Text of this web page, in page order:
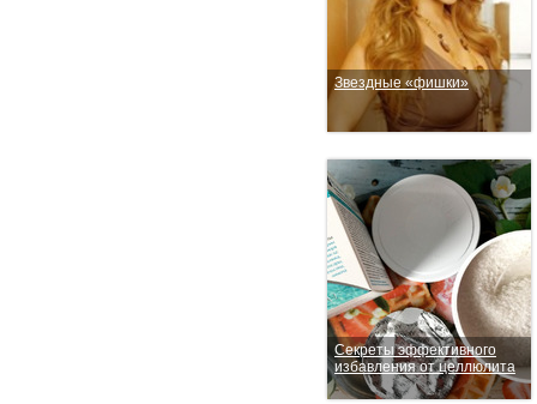
Звездные «фишки»
Секреты эффективного
избавления от целлюлита